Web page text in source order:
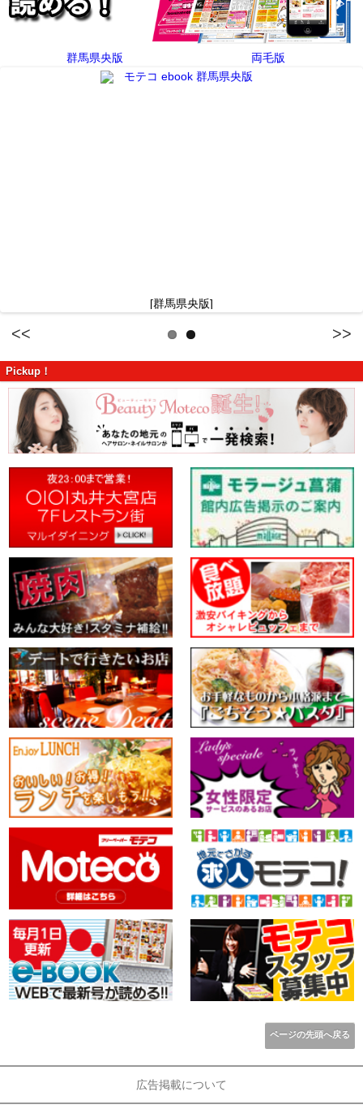
群馬県央版 両毛版
[群馬県央版]
Pickup！
ページの先頭へ戻る
広告掲載について